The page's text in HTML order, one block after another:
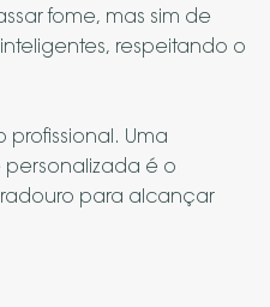
fome, mas sim de
respeitando o
Uma
é o
para alcançar